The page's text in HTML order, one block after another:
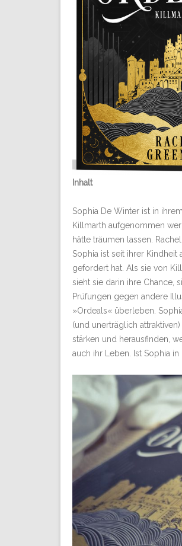
Inhalt
Sophia De Winter ist in
Killmarth aufgenommen
hätte träumen lassen.
Sophia ist seit ihrer
gefordert hat. Als sie von
sieht sie darin ihre Chance,
Prüfungen gegen andere
»Ordeals« überleben.
(und unerträglich
stärken und herausfinden,
auch ihr Leben. Ist Sophia